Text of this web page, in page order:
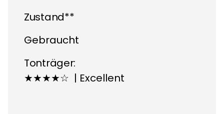
Zustand**
Gebraucht
Tonträger:
★★★★☆ | Excellent